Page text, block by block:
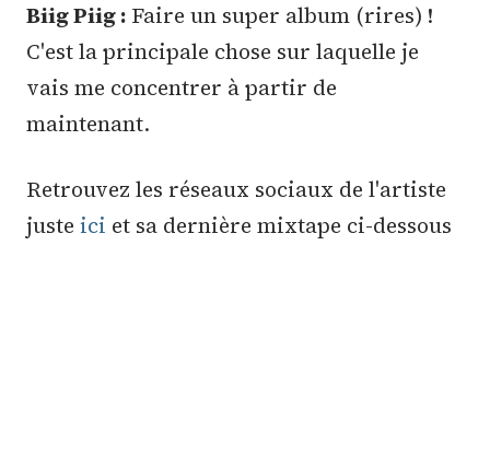
Biig Piig : Faire un super album (rires) !
C'est la principale chose sur laquelle je
vais me concentrer à partir de
maintenant.
Retrouvez les réseaux sociaux de l'artiste
juste ici et sa dernière mixtape ci-dessous